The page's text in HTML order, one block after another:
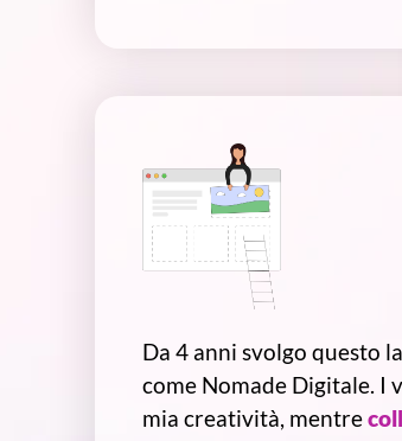
Da 4 anni svolgo questo
come Nomade Digitale. I
mia creatività, mentre